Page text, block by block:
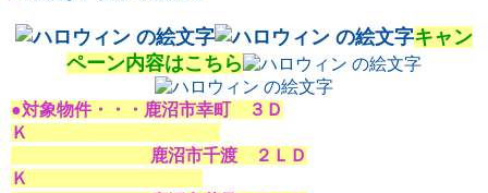
キャン
ペーン内容はこちら
●対象物件・・・鹿沼市幸町 ３Ｄ
Ｋ
鹿沼市千渡 ２ＬＤ
Ｋ